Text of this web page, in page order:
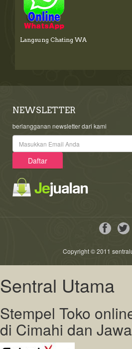
Langsung Chating WA
NEWSLETTER
berlangganan newsletter dari kami
Copyright © 2011
Sentral Utama
Stempel Toko
di Cimahi dan